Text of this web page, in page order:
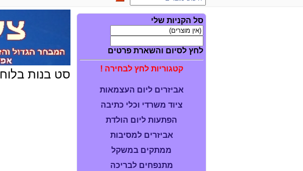
סל הקניות שלי
לחץ לסיום והשארת פרטים
קטגוריות לחץ לבחירה !
אביזרים ליום העצמאות
ציוד משרדי וכלי כתיבה
הפתעות ליום הולדת
אביזרים למסיבות
ממתקים במשקל
מתנפחים לבריכה
סט בנות בלוח